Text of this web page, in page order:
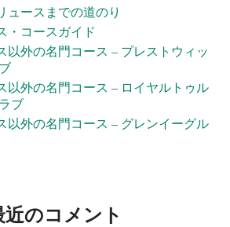
ュースまでの道のり
・コースガイド
以外の名門コース – プレストウィッ
以外の名門コース – ロイヤルトゥル
ブ
以外の名門コース – グレンイーグル
近のコメント